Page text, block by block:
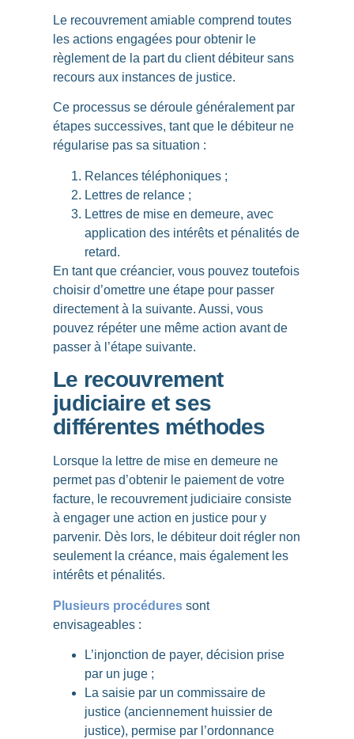
Le recouvrement amiable comprend toutes
les actions engagées pour obtenir le
règlement de la part du client débiteursans
recours aux instances de justice.
Ce processus se déroule généralement par
étapes successives, tant que le débiteur ne
régularise pas sa situation :
Relances téléphoniques ;
Lettres de relance ;
Lettres de mise en demeure, avec
application des intérêts et pénalités de
retard.
En tant que créancier, vous pouvez toutefois
choisir d’omettre une étape pour passer
directement à la suivante. Aussi, vous
pouvez répéter une même action avant de
passer à l’étape suivante.
Le recouvrement
judiciaire et ses
différentes méthodes
Lorsque la lettre de mise en demeure ne
permet pas d’obtenir le paiement de votre
facture, le recouvrement judiciaire consiste
à engager uneaction en justice pour y
parvenir. Dès lors, le débiteur doit régler non
seulement la créance, mais également les
intérêts et pénalités.
Plusieurs procédures sont
envisageables :
L’injonction de payer, décision prise
par un juge ;
La saisie par un commissaire de
justice (anciennement huissier de
justice), permise par l’ordonnance